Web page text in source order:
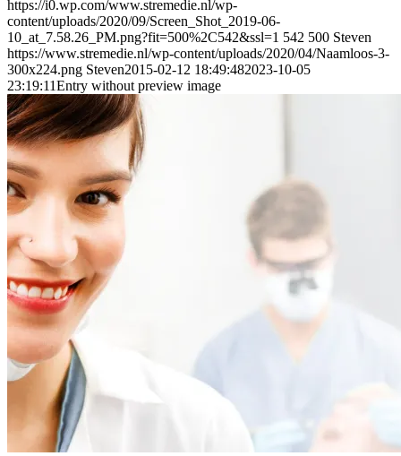
https://i0.wp.com/www.stremedie.nl/wp-
content/uploads/2020/09/Screen_Shot_2019-06-
10_at_7.58.26_PM.png?fit=500%2C542&ssl=1 542 500 Steven
https://www.stremedie.nl/wp-content/uploads/2020/04/Naamloos-3-
300x224.png Steven2015-02-12 18:49:482023-10-05
23:19:11Entry without preview image